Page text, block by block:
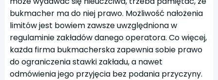
bukmacher ma do niej prawo. Możliwość nałożenia
limitów jest bowiem zawsze uwzględniona w
regulaminie zakładów danego operatora. Co więcej,
każda firma bukmacherska zapewnia sobie prawo
do ograniczenia stawki zakładu, a nawet
odmówienia jego przyjęcia bez podania przyczyny.